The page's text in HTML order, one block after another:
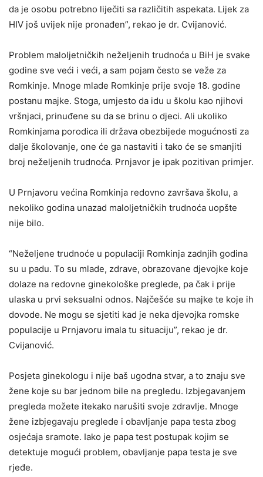
da je osobu potrebno liječiti sa različitih aspekata. Lijek za
HIV još uvijek nije pronađen”, rekao je dr. Cvijanović.
Problem maloljetničkih neželjenih trudnoća u BiH je svake
godine sve veći i veći, a sam pojam često se veže za
Romkinje. Mnoge mlade Romkinje prije svoje 18. godine
postanu majke. Stoga, umjesto da idu u školu kao njihovi
vršnjaci, prinuđene su da se brinu o djeci. Ali ukoliko
Romkinjama porodica ili država obezbijede mogućnosti za
dalje školovanje, one će ga nastaviti i tako će se smanjiti
broj neželjenih trudnoća. Prnjavor je ipak pozitivan primjer.
U Prnjavoru većina Romkinja redovno završava školu, a
nekoliko godina unazad maloljetničkih trudnoća uopšte
nije bilo.
“Neželjene trudnoće u populaciji Romkinja zadnjih godina
su u padu. To su mlade, zdrave, obrazovane djevojke koje
dolaze na redovne ginekološke preglede, pa čak i prije
ulaska u prvi seksualni odnos. Najčešće su majke te koje ih
dovode. Ne mogu se sjetiti kad je neka djevojka romske
populacije u Prnjavoru imala tu situaciju”, rekao je dr.
Cvijanović.
Posjeta ginekologu i nije baš ugodna stvar, a to znaju sve
žene koje su bar jednom bile na pregledu. Izbjegavanjem
pregleda možete itekako narušiti svoje zdravlje. Mnoge
žene izbjegavaju preglede i obavljanje papa testa zbog
osjećaja sramote. Iako je papa test postupak kojim se
detektuje mogući problem, obavljanje papa testa je sve
rjeđe.